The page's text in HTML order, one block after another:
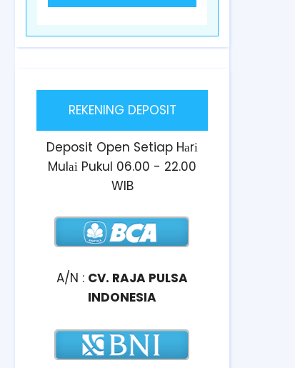
REKENING DEPOSIT
Deposit Open Setiap Hаrі
Mulаі Pukul 06.00 - 22.00
WIB
A/N : CV. RAJA PULSA
INDONESIA